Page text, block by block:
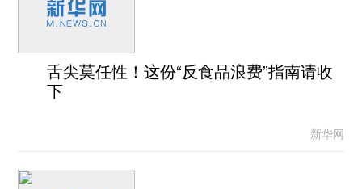
舌尖莫任性！这份“反食品浪费”指南请收
下
新华网